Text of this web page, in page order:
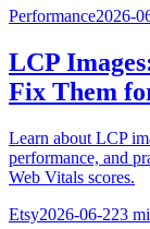
Performance2026-
LCP
Fix Them
Learn about LCP
performance, and
Web Vitals scores.
Etsy2026-06-223